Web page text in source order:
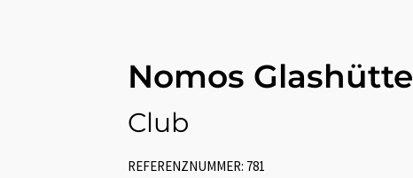
Nomos Glashütte
Club
REFERENZNUMMER: 781